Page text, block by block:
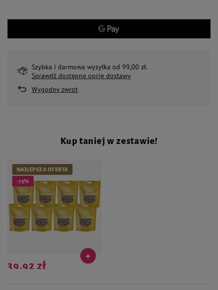
Szybka i darmowa wysyłka od 99,00 zł.
Sprawdź dostępne opcje dostawy
Wygodny zwrot
Kup taniej w zestawie!
NAJLEPSZA OFERTA
-73%
39,92 zł